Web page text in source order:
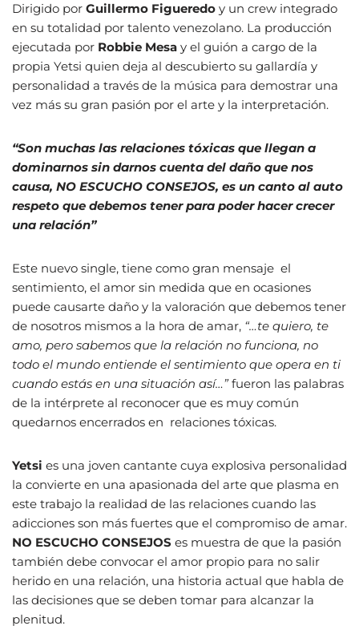
Dirigido por Guillermo Figueredo y un crew integrado
en su totalidad por talento venezolano. La producción
ejecutada por Robbie Mesa y el guión a cargo de la
propia Yetsi quien deja al descubierto su gallardía y
personalidad a través de la música para demostrar una
vez más su gran pasión por el arte y la interpretación.
“Son muchas las relaciones tóxicas que llegan a
dominarnos sin darnos cuenta del daño que nos
causa, NO ESCUCHO CONSEJOS, es un canto al auto
respeto que debemos tener para poder hacer crecer
una relación”
Este nuevo single, tiene como gran mensaje el
sentimiento, el amor sin medida que en ocasiones
puede causarte daño y la valoración que debemos tener
de nosotros mismos a la hora de amar, “…te quiero, te
amo, pero sabemos que la relación no funciona, no
todo el mundo entiende el sentimiento que opera en ti
cuando estás en una situación así…”fueron las palabras
de la intérprete al reconocer que es muy común
quedarnos encerrados en relaciones tóxicas.
Yetsi es una joven cantante cuya explosiva personalidad
la convierte en una apasionada del arte que plasma en
este trabajo la realidad de las relaciones cuando las
adicciones son más fuertes que el compromiso de amar.
NO ESCUCHO CONSEJOS es muestra de que la pasión
también debe convocar el amor propio para no salir
herido en una relación, una historia actual que habla de
las decisiones que se deben tomar para alcanzar la
plenitud.